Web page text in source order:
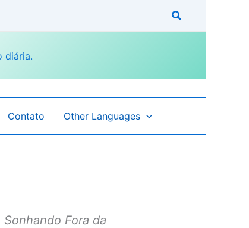
Contato Other Languages
Sonhando Fora da